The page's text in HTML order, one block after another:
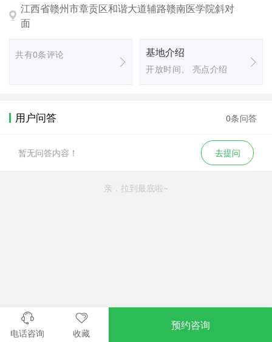
江西省赣州市章贡区和谐大道辅路赣南医学院斜对
面
共有0条评论 基地介绍
开放时间、 亮点介绍
用户问答 0条问答
暂无问答内容！ 去提问
亲，拉到最底啦~
电话咨询 收藏
预约咨询